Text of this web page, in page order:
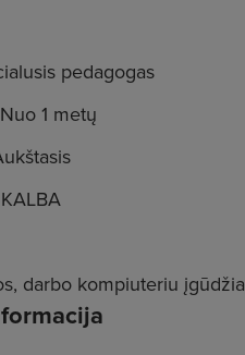
pedagogas
1 metų
darbo kompiuteriu